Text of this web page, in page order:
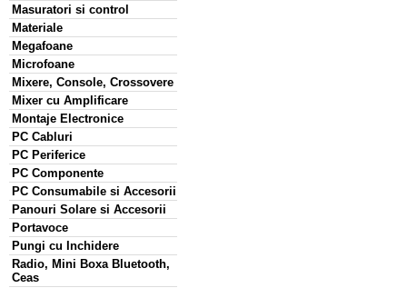
Masuratori si control
Materiale
Megafoane
Microfoane
Mixere, Console, Crossovere
Mixer cu Amplificare
Montaje Electronice
PC Cabluri
PC Periferice
PC Componente
PC Consumabile si Accesorii
Panouri Solare si Accesorii
Portavoce
Pungi cu Inchidere
Radio, Mini Boxa Bluetooth,
Ceas